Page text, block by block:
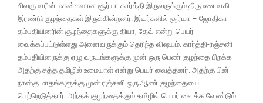
சிவகுமாரின் மகன்களான சூர்யா கார்த்தி இருவருக்கும் திருமணமாகி
இரண்டு குழந்தைகள் இருக்கின்றனர். இவர்களில் சூர்யா – ஜோதிகா
தம்பதியினரின் குழந்தைகளுக்கு தியா, தேவ் என்று பெயர்
வைக்கப்பட்டுள்ளது அனைவருக்கும் தெரிந்த விஷயம். கார்த்தி-ரஞ்சனி
தம்பதியினருக்கு ஏழு வருடங்களுக்கு முன் ஒரு பெண் குழந்தை பிறக்க
அதற்கு சுத்த தமிழில் உமையாள் என்று பெயர் வைத்தனர். அதற்கு பின்
நான்கு மாதங்களுக்கு முன் ரஞ்சனி ஒரு ஆண் குழந்தையை
பெற்றெடுத்தார். அந்தக் குழந்தைக்கும் தமிழில் பெயர் வைக்க வேண்டும்